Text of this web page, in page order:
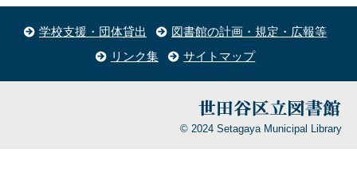
学校支援・団体貸出
図書館の計画・規定・広報等
リンク集
サイトマップ
© 2024 Setagaya Municipal Library